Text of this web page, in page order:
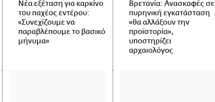
Νέα εξέταση για καρκίνο
του παχέος εντέρου:
«Συνεχίζουμε να
παραβλέπουμε το βασικό
μήνυμα»
Βρετανία: Ανασκαφές σε
πυρηνική εγκατάσταση
«θα αλλάξουν την
προϊστορία»,
υποστηρίζει
αρχαιολόγος